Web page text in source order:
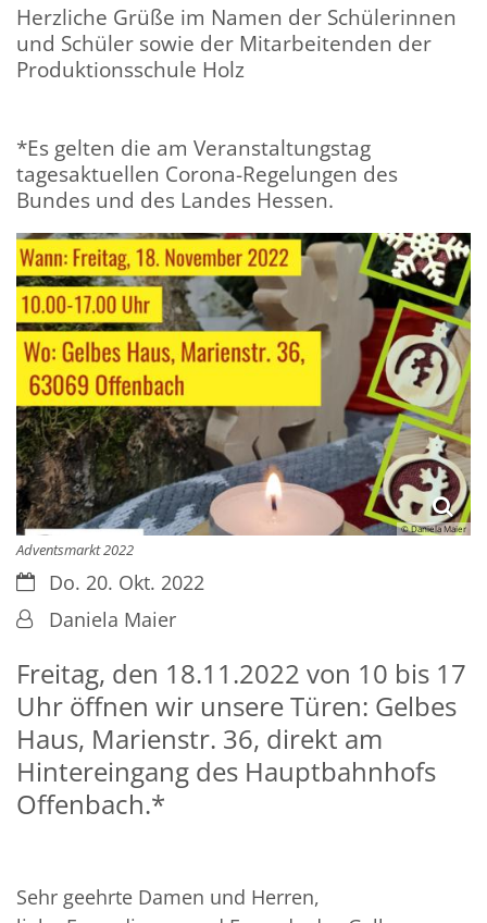
Herzliche Grüße im Namen der Schülerinnen
und Schüler sowie der Mitarbeitenden der
Produktionsschule Holz
*Es gelten die am Veranstaltungstag
tagesaktuellen Corona-Regelungen des
Bundes und des Landes Hessen.
© Daniela Maier
Adventsmarkt 2022
Datum:Do. 20. Okt. 2022
Von:Daniela Maier
Freitag, den 18.11.2022 von 10 bis 17
Uhr öffnen wir unsere Türen: Gelbes
Haus, Marienstr. 36, direkt am
Hintereingang des Hauptbahnhofs
Offenbach.*
Sehr geehrte Damen und Herren,